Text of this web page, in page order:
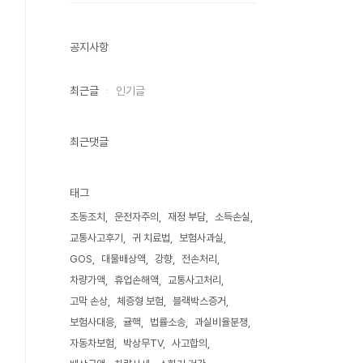
공지사항
최근글 인기글
최근댓글
태그
초동조치 운전자주의 재정 부담
소득손실
교통사고후기
귀 치료법
보험사과실
GOS
대물배상액 강향
전손처리
차량가액
휴업손해액
교통사고처리
고막 손상
체증형 보험
블랙박스증거
보험사대응
귤핵 법률소송
과실비율분쟁
자동차보험
박상무TV
사고합의